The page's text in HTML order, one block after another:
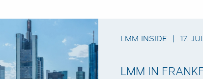
LMM INSIDE 17.
LMM IN